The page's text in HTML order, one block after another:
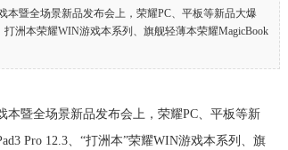
暨全场景新品发布会上，荣耀PC、平板等新品大爆
打洲本荣耀WIN游戏本系列、旗舰轻薄本荣耀MagicBook
暨全场景新品发布会上，荣耀PC、平板等新
Pro 12.3、“打洲本”荣耀WIN游戏本系列、旗